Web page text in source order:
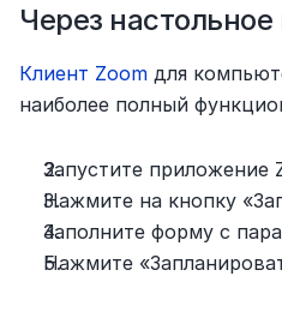
Через
Клиент Zoom для
наиболее полный
Запустите приложение
Нажмите на кнопку
Заполните форму с
Нажмите